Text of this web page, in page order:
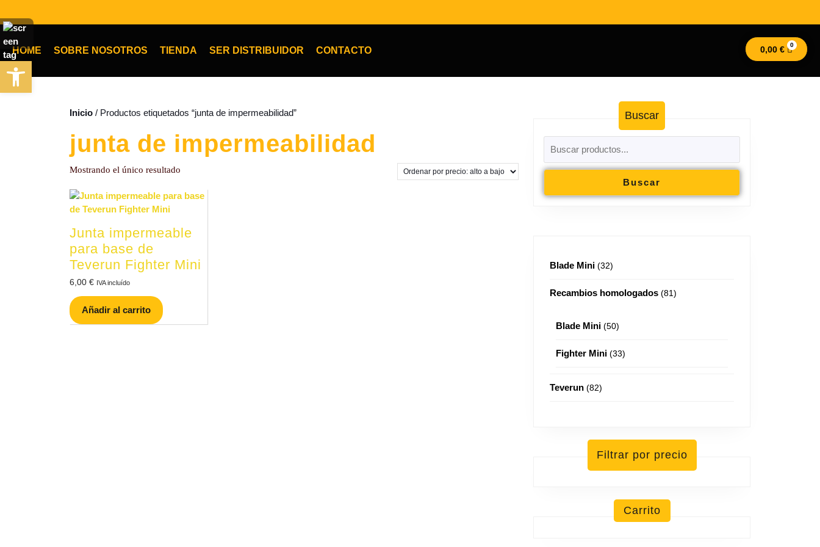
Abrir barra de herramientas
HOME SOBRE NOSOTROS TIENDA SER DISTRIBUIDOR CONTACTO 0,00 €
Inicio / Productos etiquetados “junta de impermeabilidad”
junta de impermeabilidad
Mostrando el único resultado
Junta impermeable
para base de
Teverun Fighter Mini
6,00 € IVA incluído
Añadir al carrito
Buscar
Buscar
Blade Mini 32
Recambios homologados 81
Blade Mini 50
Fighter Mini 33
Teverun 82
Filtrar por precio
Carrito